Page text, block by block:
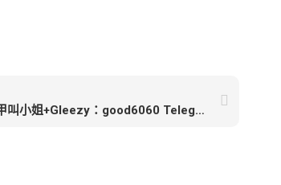
台中逢甲叫小姐+Gleezy：good6060 Telegram：good6060【芷彤】163cm 47kg Dcup 25歲甜美幼師 溫柔氣質